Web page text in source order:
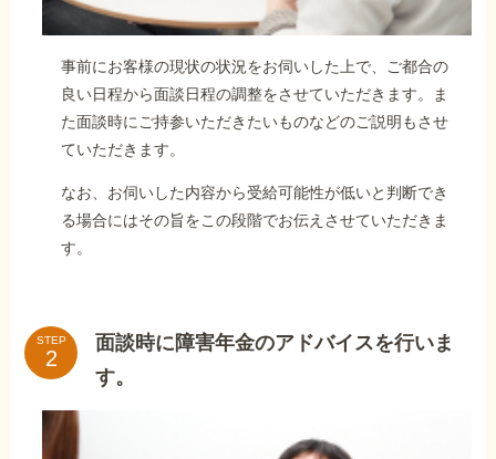
事前にお客様の現状の状況をお伺いした上で、ご都合の
良い日程から面談日程の調整をさせていただきます。ま
た面談時にご持参いただきたいものなどのご説明もさせ
ていただきます。
なお、お伺いした内容から受給可能性が低いと判断でき
る場合にはその旨をこの段階でお伝えさせていただきま
す。
STEP
面談時に障害年金のアドバイスを行いま
す。